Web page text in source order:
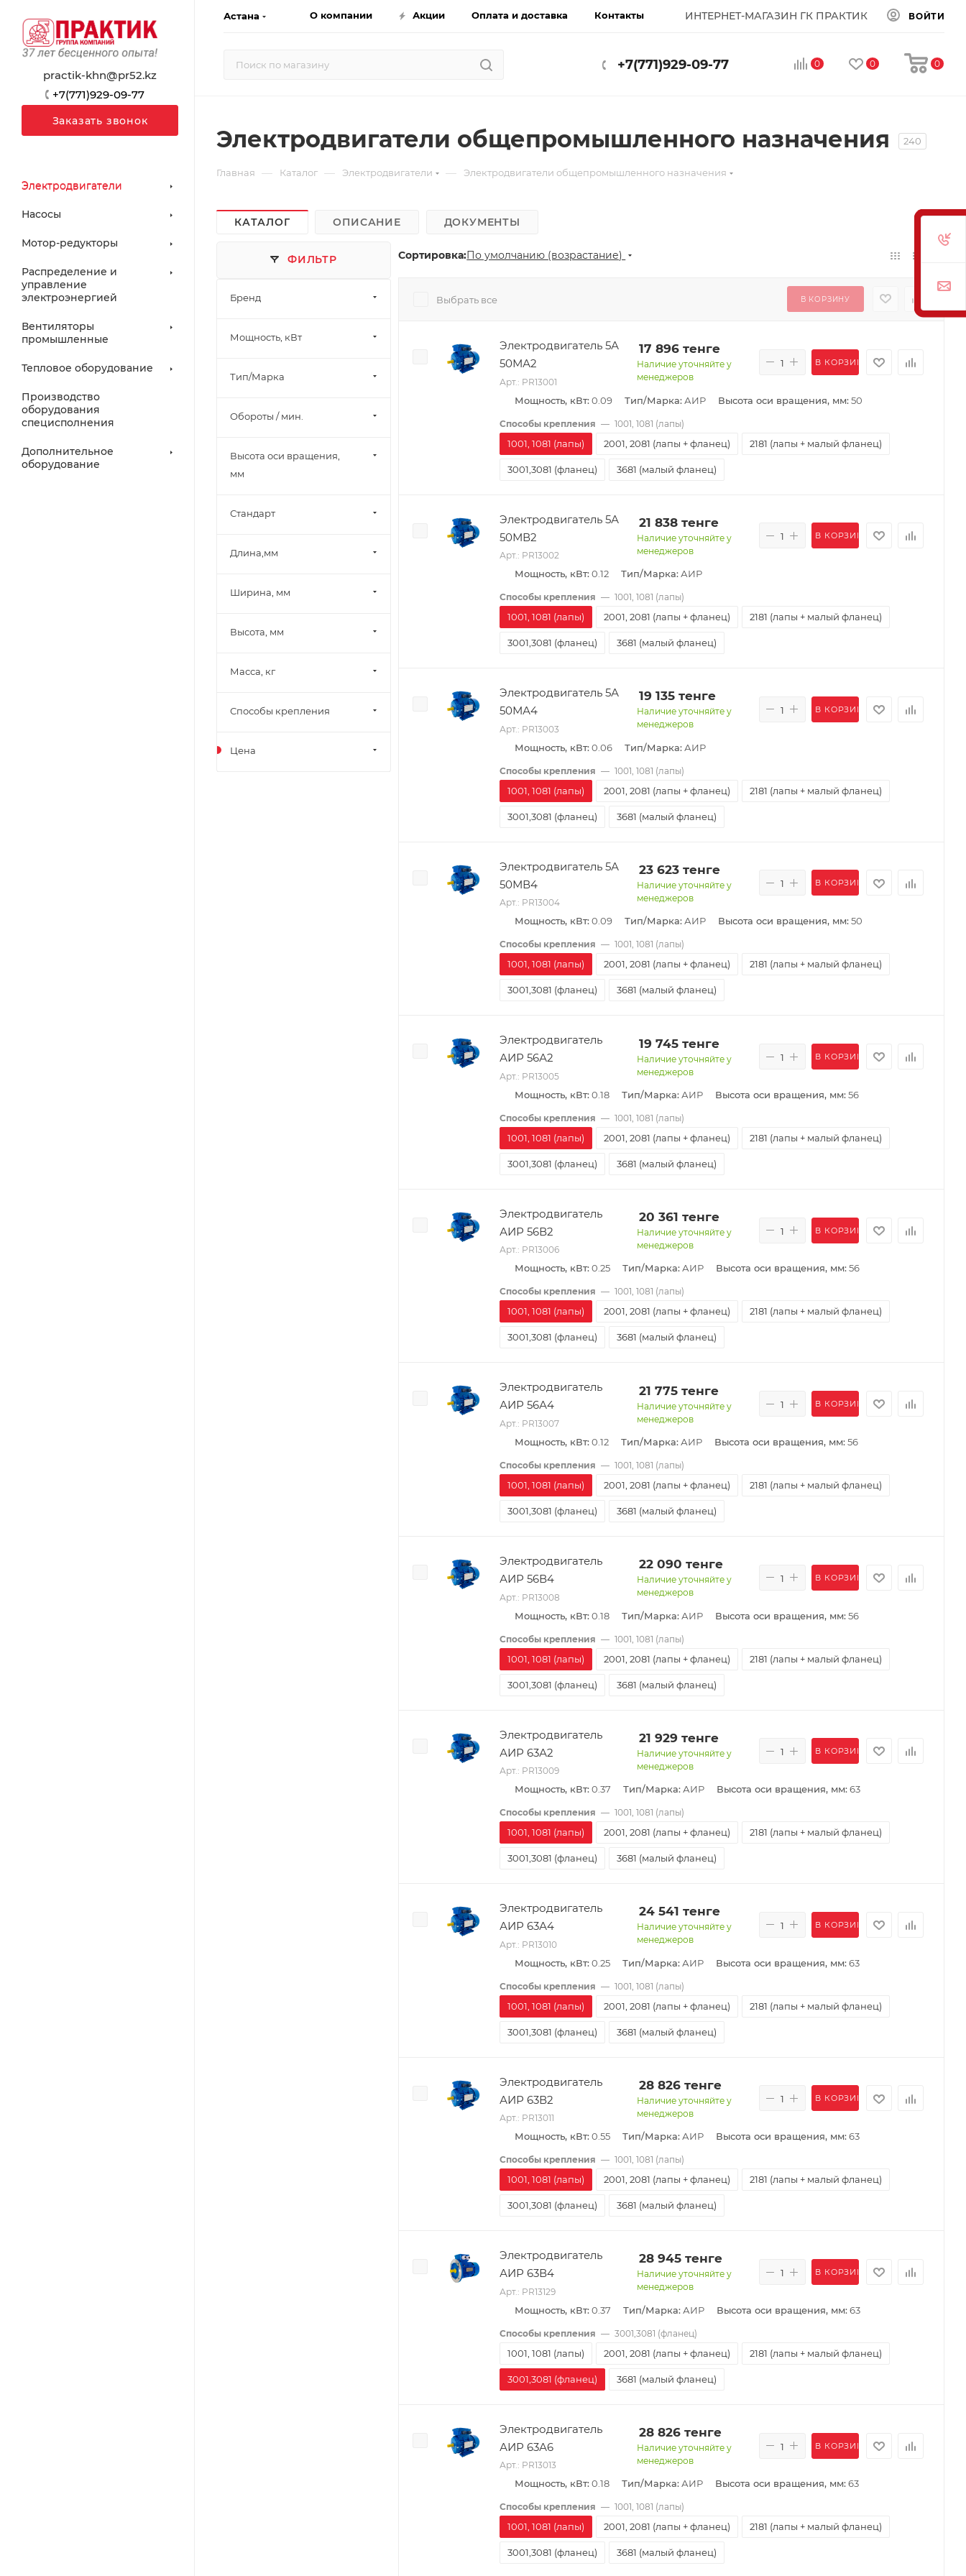
Астана О компании Акции Оплата и доставка Контакты ИНТЕРНЕТ-МАГАЗИН ГК ПРАКТИК ВОЙТИ
0 0 0
+7(771)929-09-77
practik-khn@pr52.kz
+7(771)929-09-77
Заказать звонок
Электродвигатели
Насосы
Мотор-редукторы
Распределение и
управление
электроэнергией
Вентиляторы
промышленные
Тепловое оборудование
Производство
оборудования
специсполнения
Дополнительное
оборудование
Электродвигатели общепромышленного назначения 240
Главная — Каталог — Электродвигатели — Электродвигатели общепромышленного назначения
КАТАЛОГ ОПИСАНИЕ ДОКУМЕНТЫ
ФИЛЬТР
Бренд
Мощность, кВт
Тип/Марка
Обороты / мин.
Высота оси вращения,
мм
Стандарт
Длина,мм
Ширина, мм
Высота, мм
Масса, кг
Способы крепления
Цена
Сортировка:По умолчанию (возрастание)
Выбрать все В КОРЗИНУ
Электродвигатель 5А
50МА2
Арт.: PR13001
17 896тенге
Наличие уточняйте у
менеджеров
В КОРЗИНУ
Мощность, кВт: 0.09 Тип/Марка: АИР Высота оси вращения, мм: 50
Способы крепления — 1001, 1081 (лапы)
1001, 1081 (лапы) 2001, 2081 (лапы + фланец) 2181 (лапы + малый фланец)
3001,3081 (фланец) 3681 (малый фланец)
Электродвигатель 5А
50МВ2
Арт.: PR13002
21 838тенге
Наличие уточняйте у
менеджеров
В КОРЗИНУ
Мощность, кВт: 0.12 Тип/Марка: АИР
Способы крепления — 1001, 1081 (лапы)
1001, 1081 (лапы) 2001, 2081 (лапы + фланец) 2181 (лапы + малый фланец)
3001,3081 (фланец) 3681 (малый фланец)
Электродвигатель 5А
50МА4
Арт.: PR13003
19 135тенге
Наличие уточняйте у
менеджеров
В КОРЗИНУ
Мощность, кВт: 0.06 Тип/Марка: АИР
Способы крепления — 1001, 1081 (лапы)
1001, 1081 (лапы) 2001, 2081 (лапы + фланец) 2181 (лапы + малый фланец)
3001,3081 (фланец) 3681 (малый фланец)
Электродвигатель 5А
50МВ4
Арт.: PR13004
23 623тенге
Наличие уточняйте у
менеджеров
В КОРЗИНУ
Мощность, кВт: 0.09 Тип/Марка: АИР Высота оси вращения, мм: 50
Способы крепления — 1001, 1081 (лапы)
1001, 1081 (лапы) 2001, 2081 (лапы + фланец) 2181 (лапы + малый фланец)
3001,3081 (фланец) 3681 (малый фланец)
Электродвигатель
АИР 56А2
Арт.: PR13005
19 745тенге
Наличие уточняйте у
менеджеров
В КОРЗИНУ
Мощность, кВт: 0.18 Тип/Марка: АИР Высота оси вращения, мм: 56
Способы крепления — 1001, 1081 (лапы)
1001, 1081 (лапы) 2001, 2081 (лапы + фланец) 2181 (лапы + малый фланец)
3001,3081 (фланец) 3681 (малый фланец)
Электродвигатель
АИР 56В2
Арт.: PR13006
20 361 тенге
Наличие уточняйте у
менеджеров
В КОРЗИНУ
Мощность, кВт: 0.25 Тип/Марка: АИР Высота оси вращения, мм: 56
Способы крепления — 1001, 1081 (лапы)
1001, 1081 (лапы) 2001, 2081 (лапы + фланец) 2181 (лапы + малый фланец)
3001,3081 (фланец) 3681 (малый фланец)
Электродвигатель
АИР 56А4
Арт.: PR13007
21 775тенге
Наличие уточняйте у
менеджеров
В КОРЗИНУ
Мощность, кВт: 0.12 Тип/Марка: АИР Высота оси вращения, мм: 56
Способы крепления — 1001, 1081 (лапы)
1001, 1081 (лапы) 2001, 2081 (лапы + фланец) 2181 (лапы + малый фланец)
3001,3081 (фланец) 3681 (малый фланец)
Электродвигатель
АИР 56В4
Арт.: PR13008
22 090 тенге
Наличие уточняйте у
менеджеров
В КОРЗИНУ
Мощность, кВт: 0.18 Тип/Марка: АИР Высота оси вращения, мм: 56
Способы крепления — 1001, 1081 (лапы)
1001, 1081 (лапы) 2001, 2081 (лапы + фланец) 2181 (лапы + малый фланец)
3001,3081 (фланец) 3681 (малый фланец)
Электродвигатель
АИР 63А2
Арт.: PR13009
21 929тенге
Наличие уточняйте у
менеджеров
В КОРЗИНУ
Мощность, кВт: 0.37 Тип/Марка: АИР Высота оси вращения, мм: 63
Способы крепления — 1001, 1081 (лапы)
1001, 1081 (лапы) 2001, 2081 (лапы + фланец) 2181 (лапы + малый фланец)
3001,3081 (фланец) 3681 (малый фланец)
Электродвигатель
АИР 63А4
Арт.: PR13010
24 541 тенге
Наличие уточняйте у
менеджеров
В КОРЗИНУ
Мощность, кВт: 0.25 Тип/Марка: АИР Высота оси вращения, мм: 63
Способы крепления — 1001, 1081 (лапы)
1001, 1081 (лапы) 2001, 2081 (лапы + фланец) 2181 (лапы + малый фланец)
3001,3081 (фланец) 3681 (малый фланец)
Электродвигатель
АИР 63В2
Арт.: PR13011
28 826тенге
Наличие уточняйте у
менеджеров
В КОРЗИНУ
Мощность, кВт: 0.55 Тип/Марка: АИР Высота оси вращения, мм: 63
Способы крепления — 1001, 1081 (лапы)
1001, 1081 (лапы) 2001, 2081 (лапы + фланец) 2181 (лапы + малый фланец)
3001,3081 (фланец) 3681 (малый фланец)
Электродвигатель
АИР 63В4
Арт.: PR13129
28 945тенге
Наличие уточняйте у
менеджеров
В КОРЗИНУ
Мощность, кВт: 0.37 Тип/Марка: АИР Высота оси вращения, мм: 63
Способы крепления — 3001,3081 (фланец)
1001, 1081 (лапы) 2001, 2081 (лапы + фланец) 2181 (лапы + малый фланец)
3001,3081 (фланец) 3681 (малый фланец)
Электродвигатель
АИР 63А6
Арт.: PR13013
28 826тенге
Наличие уточняйте у
менеджеров
В КОРЗИНУ
Мощность, кВт: 0.18 Тип/Марка: АИР Высота оси вращения, мм: 63
Способы крепления — 1001, 1081 (лапы)
1001, 1081 (лапы) 2001, 2081 (лапы + фланец) 2181 (лапы + малый фланец)
3001,3081 (фланец) 3681 (малый фланец)